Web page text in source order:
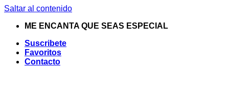
Saltar al contenido
ME ENCANTA QUE SEAS ESPECIAL
Suscribete
Favoritos
Contacto